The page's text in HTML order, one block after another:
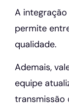
A
permite
qualidade.
Ademais,
equipe
transmissão